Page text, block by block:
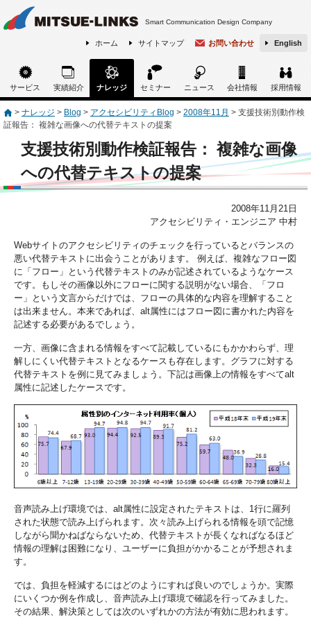
Smart Communication Design Company
ホーム サイトマップ お問い合わせ English
サービス 実績紹介 ナレッジ セミナー ニュース 会社情報 採用情報
> ナレッジ > Blog > アクセシビリティBlog > 2008年11月 > 支援技術別動作検
証報告： 複雑な画像への代替テキストの提案
支援技術別動作検証報告： 複雑な画像
への代替テキストの提案
2008年11月21日
アクセシビリティ・エンジニア 中村
Webサイトのアクセシビリティのチェックを行っているとバランスの
悪い代替テキストに出会うことがあります。 例えば、複雑なフロー図
に「フロー」という代替テキストのみが記述されているようなケース
です。もしその画像以外にフローに関する説明がない場合、「フロ
ー」という文言からだけでは、フローの具体的な内容を理解すること
は出来ません。本来であれば、alt属性にはフロー図に書かれた内容を
記述する必要があるでしょう。
一方、画像に含まれる情報をすべて記載しているにもかかわらず、理
解しにくい代替テキストとなるケースも存在します。グラフに対する
代替テキストを例に見てみましょう。下記は画像上の情報をすべてalt
属性に記述したケースです。
音声読み上げ環境では、alt属性に設定されたテキストは、1行に羅列
された状態で読み上げられます。次々読み上げられる情報を頭で記憶
しながら聞かねばならないため、代替テキストが長くなればなるほど
情報の理解は困難になり、ユーザーに負担がかかることが予想されま
す。
では、負担を軽減するにはどのようにすれば良いのでしょうか。実際
にいくつか例を作成し、音声読み上げ環境で確認を行ってみました。
その結果、解決策としては次のいずれかの方法が有効に思われます。